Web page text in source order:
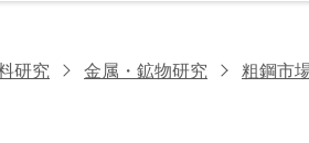
研究 金属・鉱物研究 粗鋼市